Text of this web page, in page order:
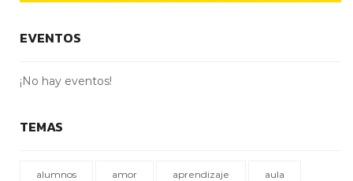
EVENTOS
¡No hay eventos!
TEMAS
alumnos amor aprendizaje aula